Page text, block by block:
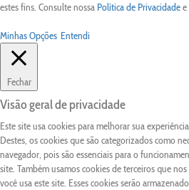
estes fins. Consulte nossa Política de Privacidadee
Minhas Opções Entendi
Fechar
Visão geral de privacidade
Este site usa cookies para melhorar sua
Destes, os cookies que são categorizados como
navegador, pois são essenciais para o
site. Também usamos cookies de terceiros que
você usa este site. Esses cookies serão